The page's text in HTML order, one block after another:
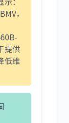
依维柯
，
提供
低维